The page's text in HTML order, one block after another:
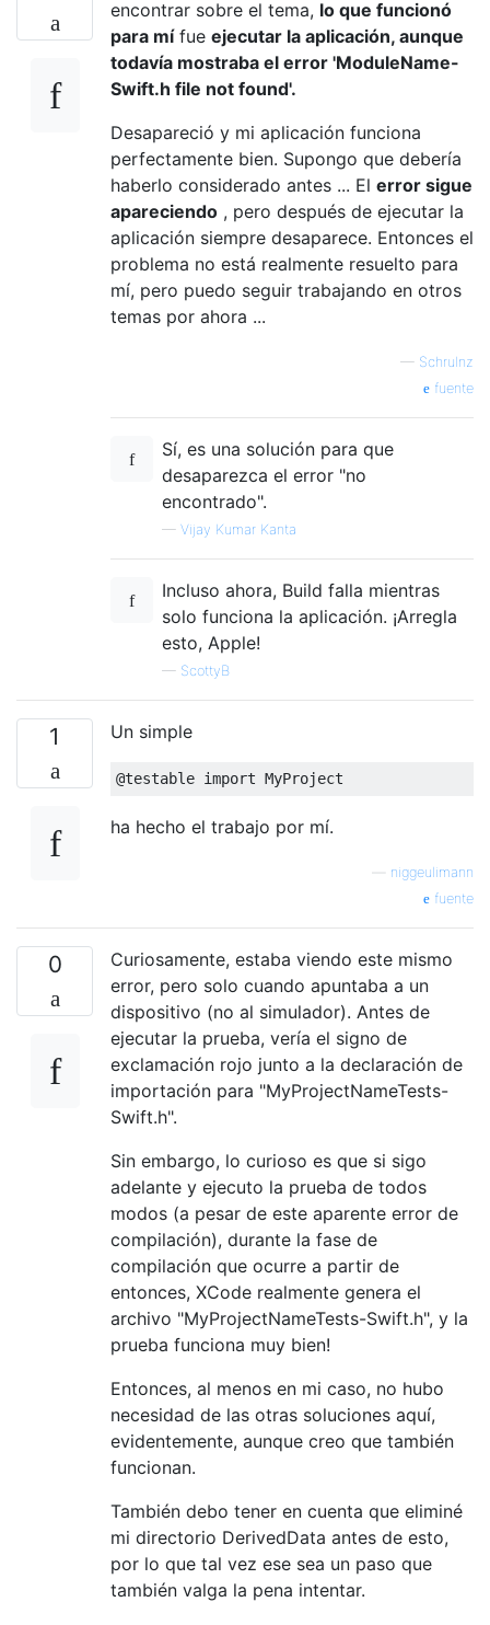
encontrar sobre el tema, lo que funcionó
para mífue ejecutar la aplicación, aunque
todavía mostraba el error 'ModuleName-
Swift.h file not found'.
Desapareció y mi aplicación funciona
perfectamente bien. Supongo que debería
haberlo considerado antes ... El error sigue
apareciendo , pero después de ejecutar la
aplicación siempre desaparece. Entonces el
problema no está realmente resuelto para
mí, pero puedo seguir trabajando en otros
temas por ahora ...
— Schrulnz
fuente
Sí, es una solución para que
desaparezca el error "no
encontrado".
— Vijay Kumar Kanta
Incluso ahora, Build falla mientras
solo funciona la aplicación. ¡Arregla
esto, Apple!
— ScottyB
1 Un simple
@testable import MyProject
ha hecho el trabajo por mí.
niggeulimann
fuente
0
Curiosamente, estaba viendo este mismo
error, pero solo cuando apuntaba a un
dispositivo (no al simulador). Antes de
ejecutar la prueba, vería el signo de
exclamación rojo junto a la declaración de
importación para "MyProjectNameTests-
Swift.h".
Sin embargo, lo curioso es que si sigo
adelante y ejecuto la prueba de todos
modos (a pesar de este aparente error de
compilación), durante la fase de
compilación que ocurre a partir de
entonces, XCode realmente genera el
archivo "MyProjectNameTests-Swift.h", y la
prueba funciona muy bien!
Entonces, al menos en mi caso, no hubo
necesidad de las otras soluciones aquí,
evidentemente, aunque creo que también
funcionan.
También debo tener en cuenta que eliminé
mi directorio DerivedData antes de esto,
por lo que tal vez ese sea un paso que
también valga la pena intentar.